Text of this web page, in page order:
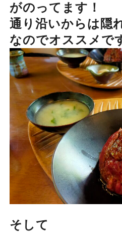
がのってます！
通り沿いからは隠
なのでオススメで
そして